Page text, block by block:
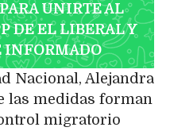
UNIRTE AL
DE EL LIBERAL Y
INFORMADO
Nacional, Alejandra
las medidas forman
migratorio